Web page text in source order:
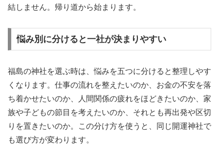
結しません。帰り道から始まります。
悩み別に分けると一社が決まりやすい
福島の神社を選ぶ時は、悩みを五つに分けると整理しやす
くなります。仕事の流れを整えたいのか、お金の不安を落
ち着かせたいのか、人間関係の疲れをほどきたいのか、家
族や子どもの節目を考えたいのか、それとも再出発や区切
りを置きたいのか。この分け方を使うと、同じ開運神社で
も選び方が変わります。